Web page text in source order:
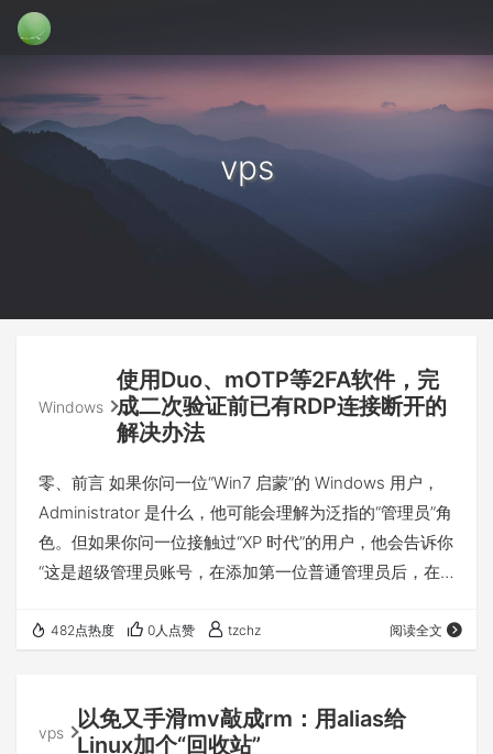
vps
Windows
使用Duo、mOTP等2FA软件，完
成二次验证前已有RDP连接断开的
解决办法
零、前言 如果你问一位“Win7 启蒙”的 Windows 用户，
Administrator 是什么，他可能会理解为泛指的“管理员”角
色。但如果你问一位接触过“XP 时代”的用户，他会告诉你
“这是超级管理员账号，在添加第一位普通管理员后，在
可以添加第一位普通用户。” 一、XP时代过后，
上，在以下的版本中，这个安全策略仍被保留： 二、限
482点热度 0人点赞 tzchz 阅读全文
vps
以免又手滑mv敲成rm：用alias给
Linux加个“回收站”